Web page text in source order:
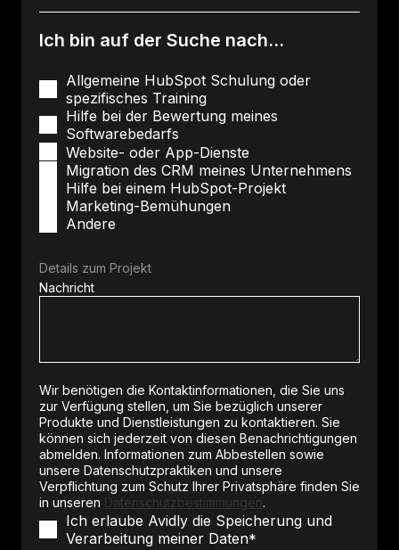
Ich bin auf der Suche nach...
Allgemeine HubSpot Schulung oder
spezifisches Training
Hilfe bei der Bewertung meines
Softwarebedarfs
Website- oder App-Dienste
Migration des CRM meines Unternehmens
Hilfe bei einem HubSpot-Projekt
Marketing-Bemühungen
Andere
Details zum Projekt
Nachricht
Wir benötigen die Kontaktinformationen, die Sie uns
zur Verfügung stellen, um Sie bezüglich unserer
Produkte und Dienstleistungen zu kontaktieren. Sie
können sich jederzeit von diesen Benachrichtigungen
abmelden. Informationen zum Abbestellen sowie
unsere Datenschutzpraktiken und unsere
Verpflichtung zum Schutz Ihrer Privatsphäre finden Sie
in unseren
Datenschutzbestimmungen .
Ich erlaube Avidly die Speicherung und
Verarbeitung meiner Daten*